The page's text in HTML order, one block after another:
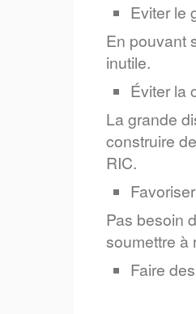
Eviter le
En pouvant
inutile.
Éviter la
La grande
construire
RIC.
Pas besoin
soumettre à
Faire